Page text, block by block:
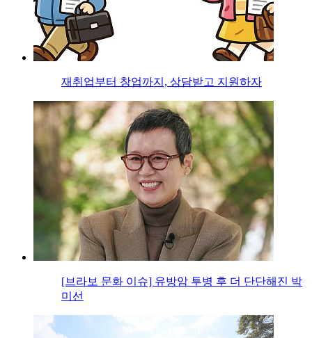
재취업부터 창업까지, 상담받고 지원하자
[브라보 문화 이슈] 유방암 투병 후 더 단단해진 박
미선